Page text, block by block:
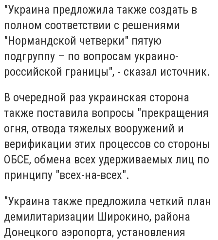
"Украина предложила также создать в
полном соответствии с решениями
"Нормандской четверки" пятую
подгруппу – по вопросам украино-
российской границы", - сказал источник.
В очередной раз украинская сторона
также поставила вопросы "прекращения
огня, отвода тяжелых вооружений и
верификации этих процессов со стороны
ОБСЕ, обмена всех удерживаемых лиц по
принципу "всех-на-всех".
"Украина также предложила четкий план
демилитаризации Широкино, района
Донецкого аэропорта, установления